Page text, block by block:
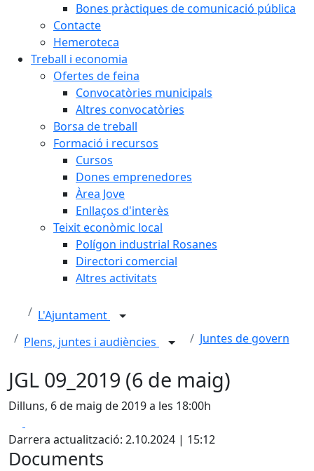
Bones pràctiques de comunicació pública
Contacte
Hemeroteca
Treball i economia
Ofertes de feina
Convocatòries municipals
Altres convocatòries
Borsa de treball
Formació i recursos
Cursos
Dones emprenedores
Àrea Jove
Enllaços d'interès
Teixit econòmic local
Polígon industrial Rosanes
Directori comercial
Altres activitats
L'Ajuntament
Plens, juntes i audiències
Juntes de govern
JGL 09_2019 (6 de maig)
Dilluns, 6 de maig de 2019 a les 18:00h
Darrera actualització: 2.10.2024 | 15:12
Documents